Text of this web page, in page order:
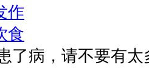
作
食
了病，请不要有